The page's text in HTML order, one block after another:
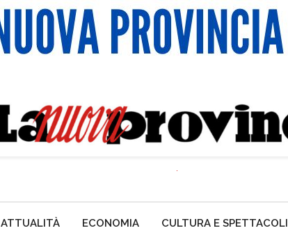
ATTUALITÀ ECONOMIA CULTURA E SPETTACOLI